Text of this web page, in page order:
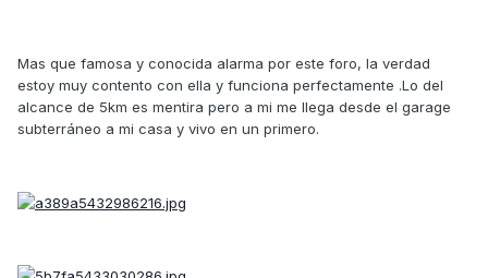
Mas que famosa y conocida alarma por este foro, la verdad
estoy muy contento con ella y funciona perfectamente .Lo del
alcance de 5km es mentira pero a mi me llega desde el garage
subterráneo a mi casa y vivo en un primero.